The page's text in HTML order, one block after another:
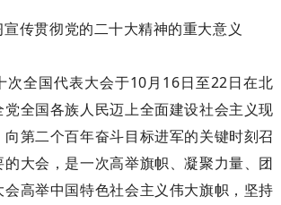
传贯彻党的二十大精神的重大意义
次全国代表大会于10月16日至22日在北
全国各族人民迈上全面建设社会主义现
第二个百年奋斗目标进军的关键时刻召
大会，是一次高举旗帜、凝聚力量、团
高举中国特色社会主义伟大旗帜，坚持